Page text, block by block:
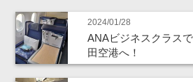
2024/01/28
ANAビジネスクラス
田空港へ！